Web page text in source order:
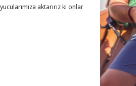
aktarırız ki onlar